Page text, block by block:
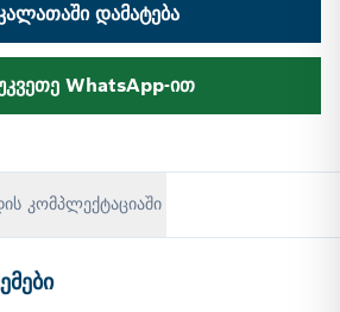
დამატება
WhatsApp-ით
კომპლექტაციაში